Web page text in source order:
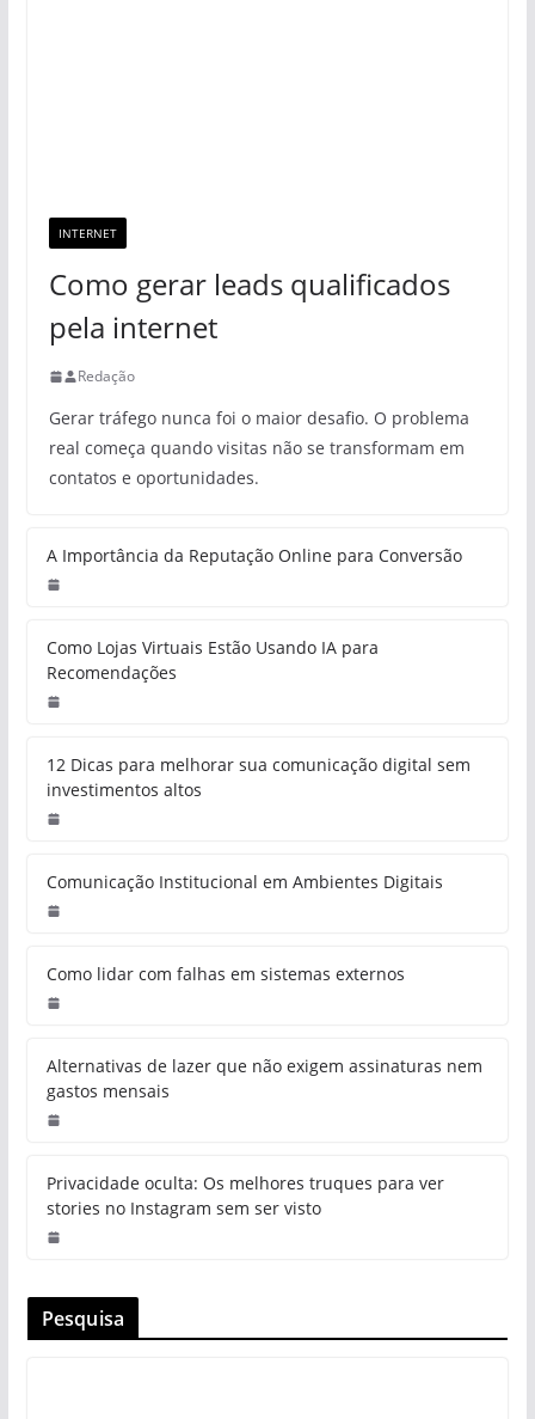
INTERNET
Como gerar leads qualificados
pela internet
Redação
Gerar tráfego nunca foi o maior desafio. O problema
real começa quando visitas não se transformam em
contatos e oportunidades.
A Importância da Reputação Online para Conversão
Como Lojas Virtuais Estão Usando IA para
Recomendações
12 Dicas para melhorar sua comunicação digital sem
investimentos altos
Comunicação Institucional em Ambientes Digitais
Como lidar com falhas em sistemas externos
Alternativas de lazer que não exigem assinaturas nem
gastos mensais
Privacidade oculta: Os melhores truques para ver
stories no Instagram sem ser visto
Pesquisa